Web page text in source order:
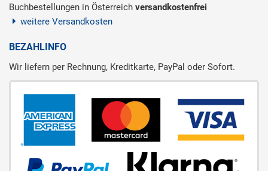
Buchbestellungen in Österreich versandkostenfrei
weitere Versandkosten
BEZAHLINFO
Wir liefern per Rechnung, Kreditkarte, PayPal oder Sofort.